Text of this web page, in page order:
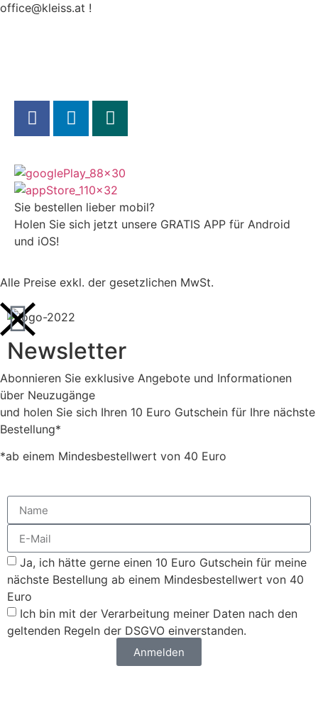
office@kleiss.at !
Sie bestellen lieber mobil?
Holen Sie sich jetzt unsere GRATIS APP für Android
und iOS!
Alle Preise exkl. der gesetzlichen MwSt.
Newsletter
Abonnieren Sie exklusive Angebote und Informationen
über Neuzugänge
und holen Sie sich Ihren 10 Euro Gutschein für Ihre nächste
Bestellung*
*ab einem Mindesbestellwert von 40 Euro
Ja, ich hätte gerne einen 10 Euro Gutschein für meine
nächste Bestellung ab einem Mindesbestellwert von 40
Euro
Ich bin mit der Verarbeitung meiner Daten nach den
geltenden Regeln der DSGVO einverstanden.
Anmelden